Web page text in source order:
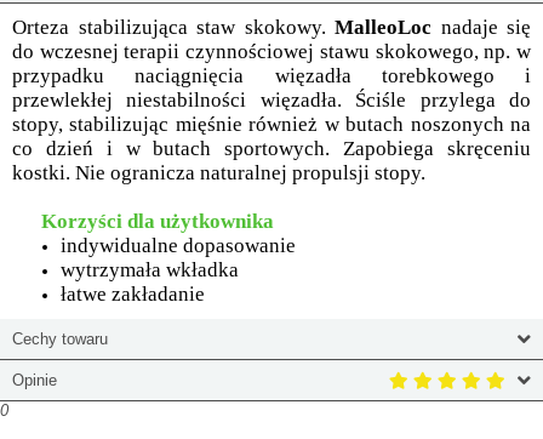
Orteza stabilizująca staw skokowy. MalleoLoc nadaje się
do wczesnej terapii czynnościowej stawu skokowego, np. w
przypadku naciągnięcia więzadła torebkowego i
przewlekłej niestabilności więzadła. Ściśle przylega do
stopy, stabilizując mięśnie również w butach noszonych na
co dzień i w butach sportowych. Zapobiega skręceniu
kostki. Nie ogranicza naturalnej propulsji stopy.
Korzyści dla użytkownika
indywidualne dopasowanie
wytrzymała wkładka
łatwe zakładanie
Cechy towaru
Opinie
0